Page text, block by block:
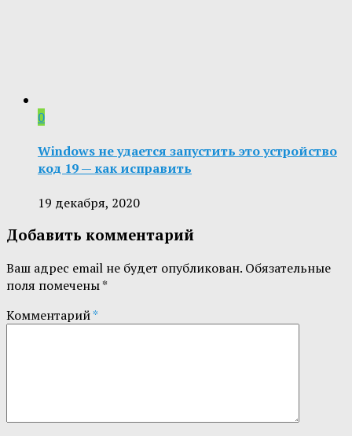
0
Windows не удается запустить это устройство
код 19 — как исправить
19 декабря, 2020
Добавить комментарий
Ваш адрес email не будет опубликован. Обязательные
поля помечены*
Комментарий*